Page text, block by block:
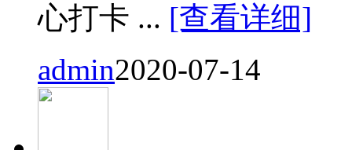
心打卡 ... [查看详细]
admin2020-07-14